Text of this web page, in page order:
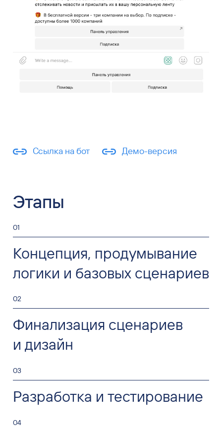
Ссылка на бот Демо-версия
Этапы
01
Концепция, продумывание
логики и базовых сценариев
02
Финализация сценариев
и дизайн
03
Разработка и тестирование
04